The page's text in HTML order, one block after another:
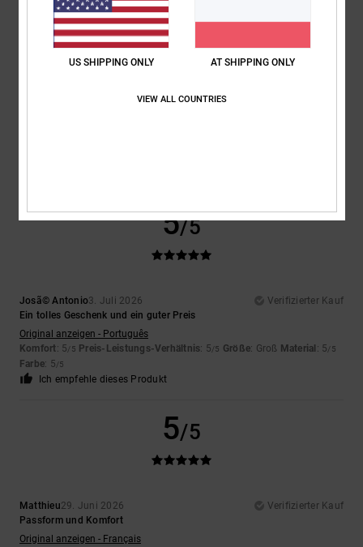
5.0
5/5
Josã© Antonio3. Juli 2026
Verifizierter Kauf
Ein tolles Geschenk und ein guter Preis
Original anzeigen - Português
Komfort: 5/5 Preis-Leistungs-Verhältnis: 5/5 Größe: Groß Material : 5/5
Farbe: 5/5
Ich empfehle dieses Produkt
5/5
Matthieu29. Juni 2026
Verifizierter Kauf
Passform und Komfort
Original anzeigen - Français
US SHIPPING ONLY AT SHIPPING ONLY
VIEW ALL COUNTRIES